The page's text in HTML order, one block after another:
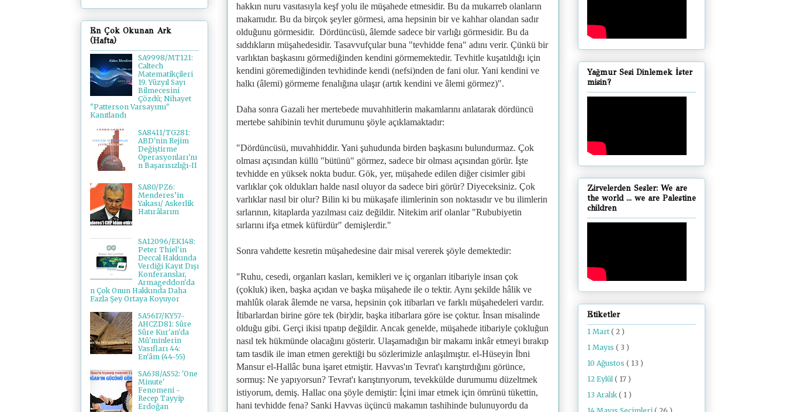
hakkın nuru vasıtasıyla keşf yolu ile müşahede etmesidir. Bu da mukarreb olanların
makamıdır. Bu da birçok şeyler görmesi, ama hepsinin bir ve kahhar olandan sadır
olduğunu görmesidir. Dördüncüsü, âlemde sadece bir varlığı görmesidir. Bu da
sıddıkların müşahedesidir. Tasavvufçular buna "tevhidde fena" adını verir. Çünkü bir
varlıktan başkasını görmediğinden kendini görmemektedir. Tevhitle kuşatıldığı için
kendini göremediğinden tevhidinde kendi (nefsi)nden de fani olur. Yani kendini ve
halkı (âlemi) görmeme fenalığına ulaşır (artık kendini ve âlemi görmez)".
Daha sonra Gazali her mertebede muvahhitlerin makamlarını anlatarak dördüncü
mertebe sahibinin tevhit durumunu şöyle açıklamaktadır:
"Dördüncüsü, muvahhiddir. Yani şuhudunda birden başkasını bulundurmaz. Çok
olması açısından küllü "bütünü" görmez, sadece bir olması açısından görür. İşte
tevhidde en yüksek nokta budur. Gök, yer, müşahede edilen diğer cisimler gibi
varlıklar çok oldukları halde nasıl oluyor da sadece biri görür? Diyeceksiniz. Çok
varlıklar nasıl bir olur? Bilin ki bu mükaşafe ilimlerinin son noktasıdır ve bu ilimlerin
sırlarının, kitaplarda yazılması caiz değildir. Nitekim arif olanlar "Rububiyetin
sırlarını ifşa etmek küfürdür" demişlerdir."
Sonra vahdette kesretin müşahedesine dair misal vererek şöyle demektedir:
"Ruhu, cesedi, organları kasları, kemikleri ve iç organları itibariyle insan çok
(çokluk) iken, başka açıdan ve başka müşahede ile o tektir. Aynı şekilde hâlik ve
mahlûk olarak âlemde ne varsa, hepsinin çok itibarları ve farklı müşahedeleri vardır.
İtibarlardan birine göre tek (bir)dir, başka itibarlara göre ise çoktur. İnsan misalinde
olduğu gibi. Gerçi ikisi tıpatıp değildir. Ancak genelde, müşahede itibariyle çokluğun
nasıl tek hükmünde olacağını gösterir. Ulaşamadığın bir makamı inkâr etmeyi bırakıp
tam tasdik ile iman etmen gerektiği bu sözlerimizle anlaşılmıştır. el-Hüseyin İbni
Mansur el-Hallâc buna işaret etmiştir. Havvas'ın Tevrat'ı karıştırdığını görünce,
sormuş: Ne yapıyorsun? Tevrat'ı karıştırıyorum, tevekkülde durumumu düzeltmek
istiyorum, demiş. Hallac ona şöyle demiştir: İçini imar etmek için ömrünü tükettin,
hani tevhidde fena? Sanki Havvas üçüncü makamın tashihinde bulunuyordu da
En Çok Okunan Ark
(Hafta)
SA9998/MT121:
Caltech
Matematikçileri
19. Yüzyıl Sayı
Bilmecesini
Çözdü; Nihayet
"Patterson Varsayımı"
Kanıtlandı
SA8411/TG281:
ABD'nin Rejim
Değiştirme
Operasyonları'nı
n Başarısızlığı-II
SA80/PZ6:
Menderes’in
Yakası/ Askerlik
Hatırâlarım
SA12096/EK148:
Peter Thiel'in
Deccal Hakkında
Verdiği Kayıt Dışı
Konferanslar,
Armageddon'da
n Çok Onun Hakkında Daha
Fazla Şey Ortaya Koyuyor
SA5617/KY57-
AHCZD81: Sûre
Sûre Kur'an'da
Mü'minlerin
Vasıfları 44:
En'âm (44-55)
SA638/AS52: 'One
Minute'
Fenomeni -
Recep Tayyip
Erdoğan
Yağmur Sesi Dinlemek İster
misin?
Zirvelerden Sesler: We are
the world ... we are Palestine
children
Etiketler
1 Mart ( 2 )
1 Mayıs ( 3 )
10 Ağustos ( 13 )
12 Eylül ( 17 )
13 Aralık ( 1 )